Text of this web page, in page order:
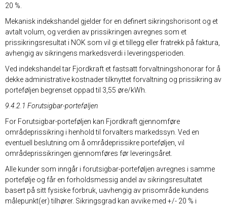
20 %.
Mekanisk indekshandel gjelder for en definert sikringshorisont og et
avtalt volum, og verdien av prissikringen avregnes som et
prissikringsresultat i NOK som vil gi et tillegg eller fratrekk på faktura,
avhengig av sikringens markedsverdi i leveringsperioden.
Ved indekshandel tar Fjordkraft et fastsatt forvaltningshonorar for å
dekke administrative kostnader tilknyttet forvaltning og prissikring av
porteføljen begrenset oppad til 3,55 øre/kWh.
9.4.2.1 Forutsigbar-porteføljen
For Forutsigbar-porteføljen kan Fjordkraft gjennomføre
områdeprissikring i henhold til forvalters markedssyn. Ved en
eventuell beslutning om å områdeprissikre porteføljen, vil
områdeprissikringen gjennomføres før leveringsåret.
Alle kunder som inngår i forutsigbar-porteføljen avregnes i samme
portefølje og får en forholdsmessig andel av sikringsresultatet
basert på sitt fysiske forbruk, uavhengig av prisområde kundens
målepunkt(er) tilhører. Sikringsgrad kan avvike med +/- 20 % i